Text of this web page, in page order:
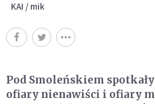
KAI / mik
Pod Smoleńskiem
ofiary nienawiści i ofiary